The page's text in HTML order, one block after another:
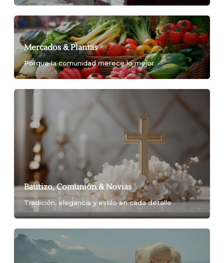
Mercados & Plantas
Porque la comunidad merece lo mejor
Bautizo, Comunión & Novias
Tradición, elegancia y estilo en cada detalle